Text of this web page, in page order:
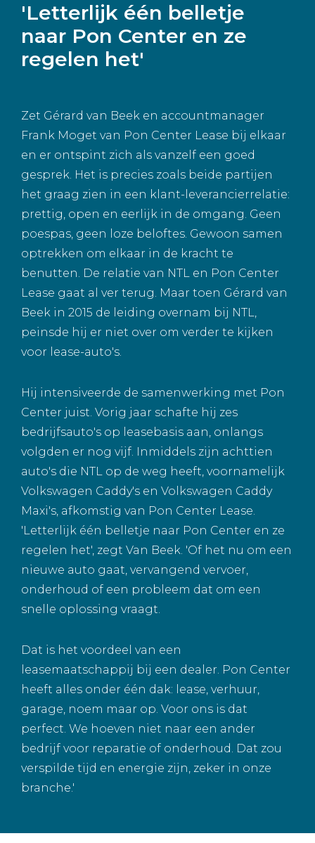
'Letterlijk één belletje
naar Pon Center en ze
regelen het'
Zet Gérard van Beek en accountmanager
Frank Moget van Pon Center Lease bij elkaar
en er ontspint zich als vanzelf een goed
gesprek. Het is precies zoals beide partijen
het graag zien in een klant-leverancierrelatie:
prettig, open en eerlijk in de omgang. Geen
poespas, geen loze beloftes. Gewoon samen
optrekken om elkaar in de kracht te
benutten. De relatie van NTL en Pon Center
Lease gaat al ver terug. Maar toen Gérard van
Beek in 2015 de leiding overnam bij NTL,
peinsde hij er niet over om verder te kijken
voor lease-auto's.
Hij intensiveerde de samenwerking met Pon
Center juist. Vorig jaar schafte hij zes
bedrijfsauto's op leasebasis aan, onlangs
volgden er nog vijf. Inmiddels zijn achttien
auto's die NTL op de weg heeft, voornamelijk
Volkswagen Caddy's en Volkswagen Caddy
Maxi's, afkomstig van Pon Center Lease.
'Letterlijk één belletje naar Pon Center en ze
regelen het', zegt Van Beek. 'Of het nu om een
nieuwe auto gaat, vervangend vervoer,
onderhoud of een probleem dat om een
snelle oplossing vraagt.
Dat is het voordeel van een
leasemaatschappij bij een dealer. Pon Center
heeft alles onder één dak: lease, verhuur,
garage, noem maar op. Voor ons is dat
perfect. We hoeven niet naar een ander
bedrijf voor reparatie of onderhoud. Dat zou
verspilde tijd en energie zijn, zeker in onze
branche.'